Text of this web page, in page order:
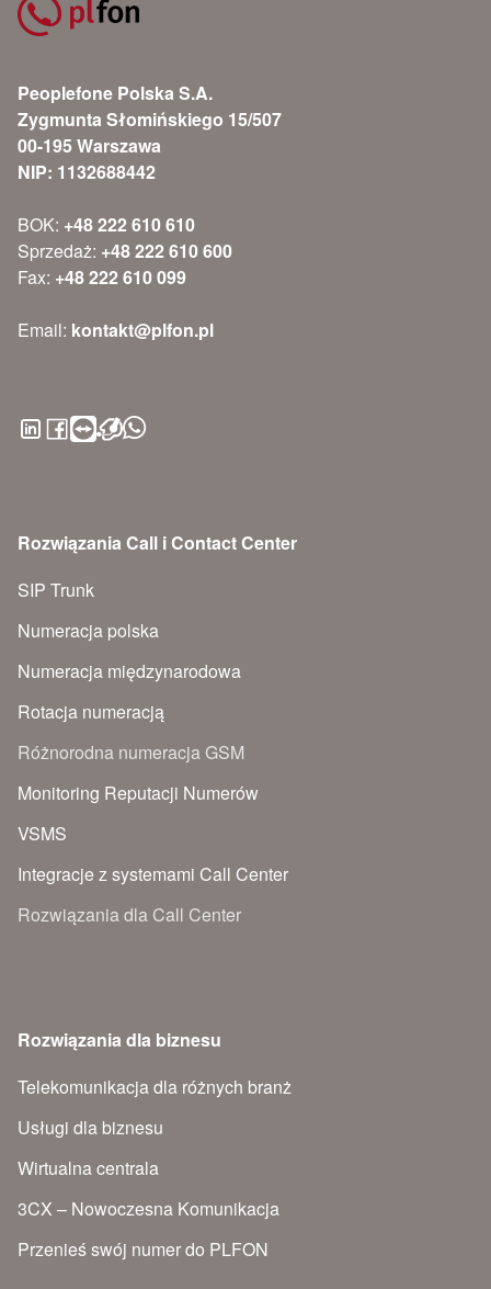
Peoplefone Polska S.A.
Zygmunta Słomińskiego 15/507
00-195 Warszawa
NIP: 1132688442
BOK: +48 222 610 610
Sprzedaż: +48 222 610 600
Fax: +48 222 610 099
Email: kontakt@plfon.pl
Rozwiązania Call i Contact Center
SIP Trunk
Numeracja polska
Numeracja międzynarodowa
Rotacja numeracją
Różnorodna numeracja GSM
Monitoring Reputacji Numerów
VSMS
Integracje z systemami Call Center
Rozwiązania dla Call Center
Rozwiązania dla biznesu
Telekomunikacja dla różnych branż
Usługi dla biznesu
Wirtualna centrala
3CX – Nowoczesna Komunikacja
Przenieś swój numer do PLFON